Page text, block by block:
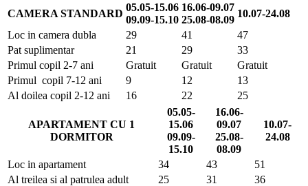
CAMERA STANDARD
05.05-15.06
09.09-15.10
16.06-09.07
25.08-08.09
10.07-24.08
Loc in camera dubla
29 41
47
Pat suplimentar
21 29
33
Primul copil 2-7 ani
Gratuit Gratuit
Gratuit
Primul copil 7-12 ani
9 12
13
Al doilea copil 2-12 ani
16 22 25
APARTAMENT CU 1
DORMITOR
05.05-
15.06
09.09-
15.10
16.06-
09.07
25.08-
08.09
10.07-
24.08
Loc in apartament 34 43
51
Al treilea si al patrulea adult
25 31
36